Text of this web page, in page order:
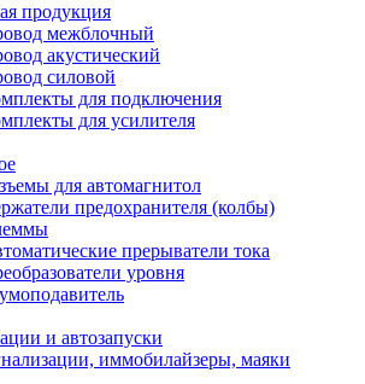
продукция
межблочный
акустический
силовой
для подключения
для усилителя
для автомагнитол
предохранителя (колбы)
прерыватели тока
уровня
и автозапуски
иммобилайзеры, маяки